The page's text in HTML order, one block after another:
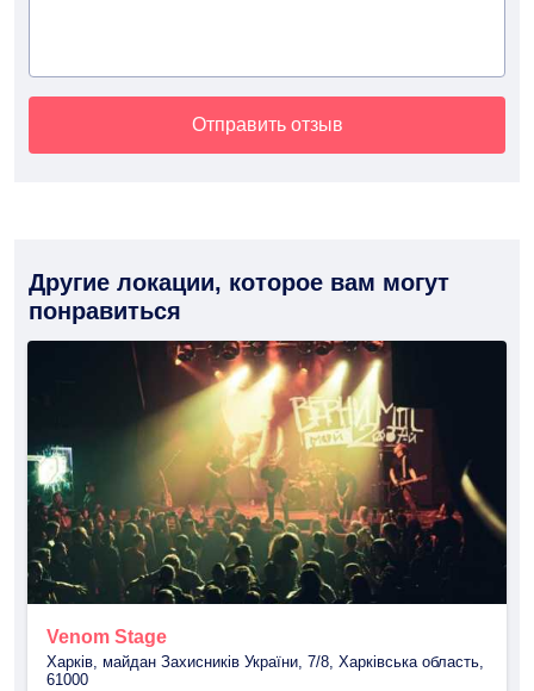
Отправить отзыв
Другие локации, которое вам могут
понравиться
Venom Stage
Харків, майдан Захисників України, 7/8, Харківська область,
61000